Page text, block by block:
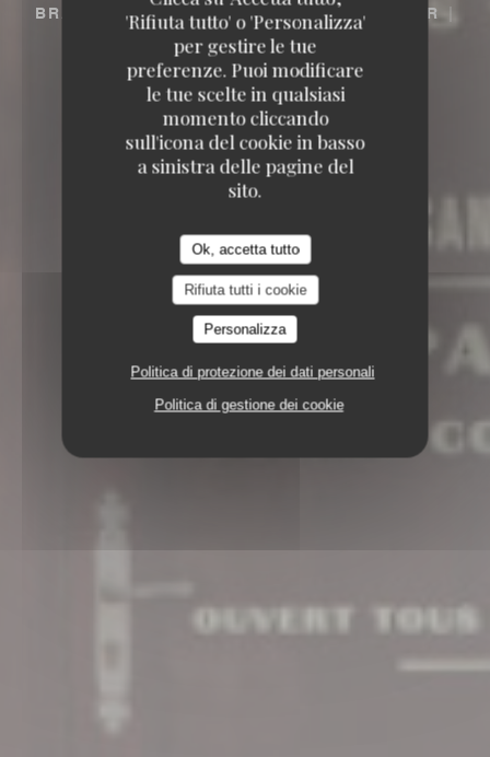
'Rifiuta tutto' o 'Personalizza'
per gestire le tue
preferenze. Puoi modificare
le tue scelte in qualsiasi
momento cliccando
sull'icona del cookie in basso
a sinistra delle pagine del
sito.
Ok, accetta tutto
Rifiuta tutti i cookie
Personalizza
Politica di protezione dei dati personali
Politica di gestione dei cookie
BRASSERIE – FRUITS DE MER A EMPORTER
6, RUE COQUILLIÈRE 75001 PARIS